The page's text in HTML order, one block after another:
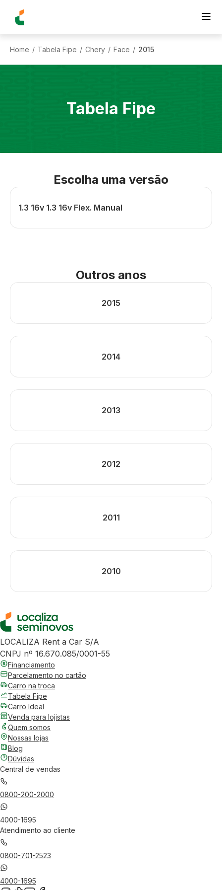
Home / Tabela Fipe / Chery / Face / 2015
Tabela Fipe
Escolha uma versão
1.3 16v 1.3 16v Flex. Manual
Outros anos
2015
2014
2013
2012
2011
2010
LOCALIZA Rent a Car S/A
CNPJ nº 16.670.085/0001-55
Financiamento
Parcelamento no cartão
Carro na troca
Tabela Fipe
Carro Ideal
Venda para lojistas
Quem somos
Nossas lojas
Blog
Dúvidas
Central de vendas
0800-200-2000
4000-1695
Atendimento ao cliente
0800-701-2523
4000-1695